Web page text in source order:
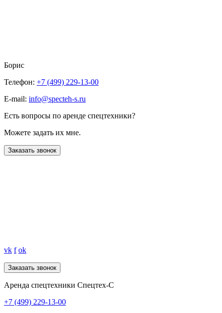
Борис
Телефон: +7 (499) 229-13-00
E-mail: info@specteh-s.ru
Есть вопросы по аренде спецтехники?
Можете задать их мне.
Заказать звонок
vk f ok
Аренда спецтехники Спецтех-С
+7 (499) 229-13-00